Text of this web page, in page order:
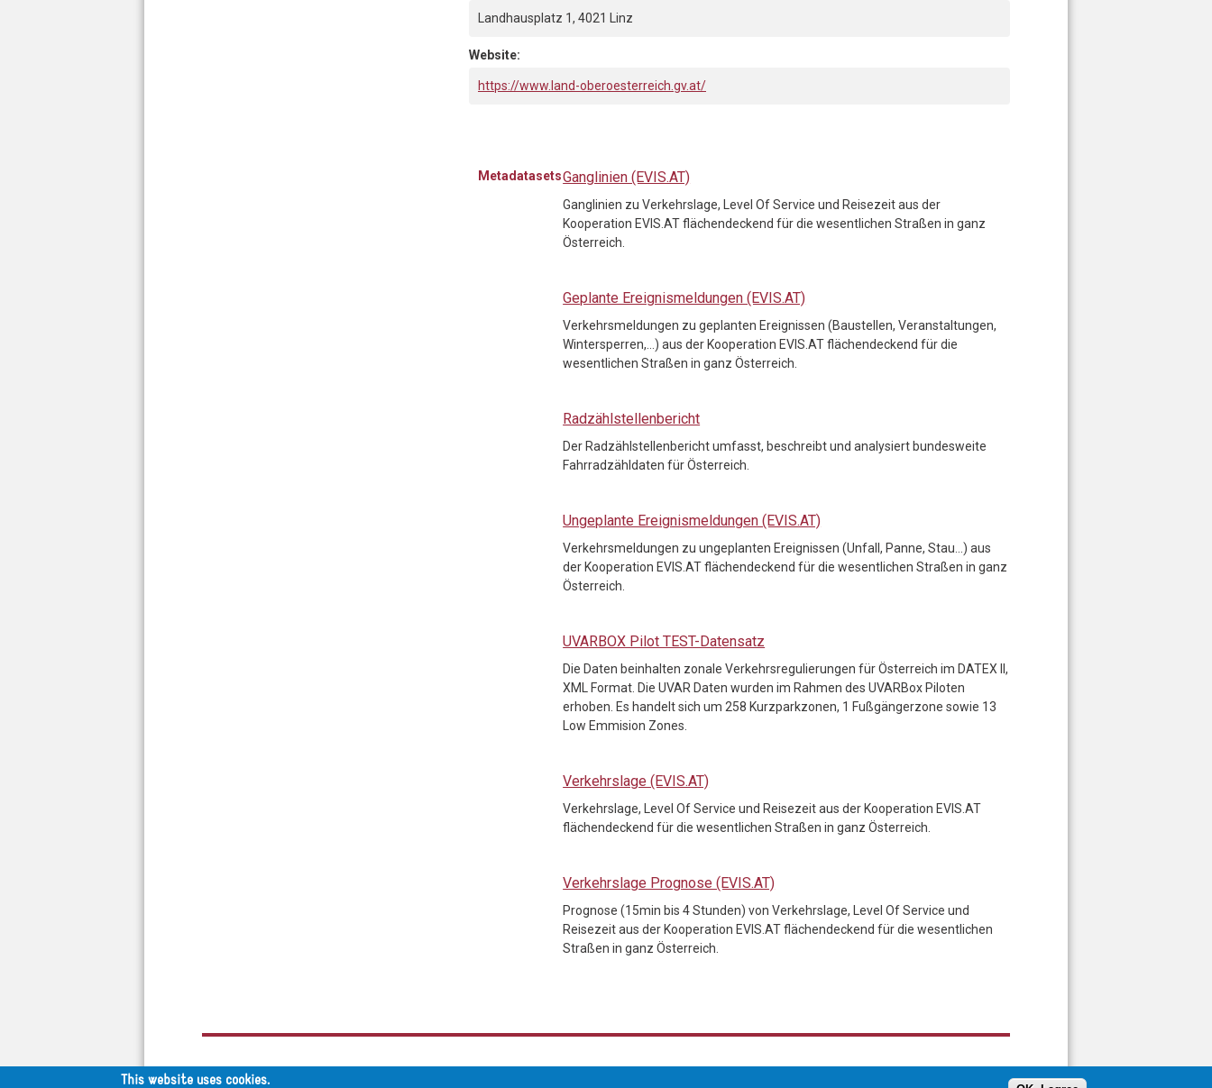
Landhausplatz 1, 4021 Linz
Website:
https://www.land-oberoesterreich.gv.at/
MetadatasetsGanglinien (EVIS.AT)
Ganglinien zu Verkehrslage, Level Of Service und Reisezeit aus der
Kooperation EVIS.AT flächendeckend für die wesentlichen Straßen in ganz
Österreich.
Geplante Ereignismeldungen (EVIS.AT)
Verkehrsmeldungen zu geplanten Ereignissen (Baustellen, Veranstaltungen,
Wintersperren,…) aus der Kooperation EVIS.AT flächendeckend für die
wesentlichen Straßen in ganz Österreich.
Radzählstellenbericht
Der Radzählstellenbericht umfasst, beschreibt und analysiert bundesweite
Fahrradzähldaten für Österreich.
Ungeplante Ereignismeldungen (EVIS.AT)
Verkehrsmeldungen zu ungeplanten Ereignissen (Unfall, Panne, Stau…) aus
der Kooperation EVIS.AT flächendeckend für die wesentlichen Straßen in ganz
Österreich.
UVARBOX Pilot TEST-Datensatz
Die Daten beinhalten zonale Verkehrsregulierungen für Österreich im DATEX II,
XML Format. Die UVAR Daten wurden im Rahmen des UVARBox Piloten
erhoben. Es handelt sich um 258 Kurzparkzonen, 1 Fußgängerzone sowie 13
Low Emmision Zones.
Verkehrslage (EVIS.AT)
Verkehrslage, Level Of Service und Reisezeit aus der Kooperation EVIS.AT
flächendeckend für die wesentlichen Straßen in ganz Österreich.
Verkehrslage Prognose (EVIS.AT)
Prognose (15min bis 4 Stunden) von Verkehrslage, Level Of Service und
Reisezeit aus der Kooperation EVIS.AT flächendeckend für die wesentlichen
Straßen in ganz Österreich.
Sitemap
This website uses cookies.